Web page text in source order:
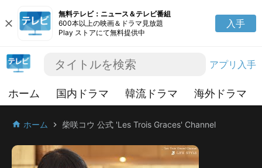
close
無料テレビ：ニュース＆テレビ番組
600本以上の映画＆ドラマ見放題
Play ストアにて無料提供中
入手
アプリ入手
ホーム 国内ドラマ 韓流ドラマ 海外ドラマ
home ホーム chevron_right 柴咲コウ 公式 'Les Trois Graces' Channel